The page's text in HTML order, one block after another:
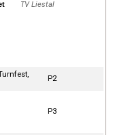
TV Liestal
P2
P3